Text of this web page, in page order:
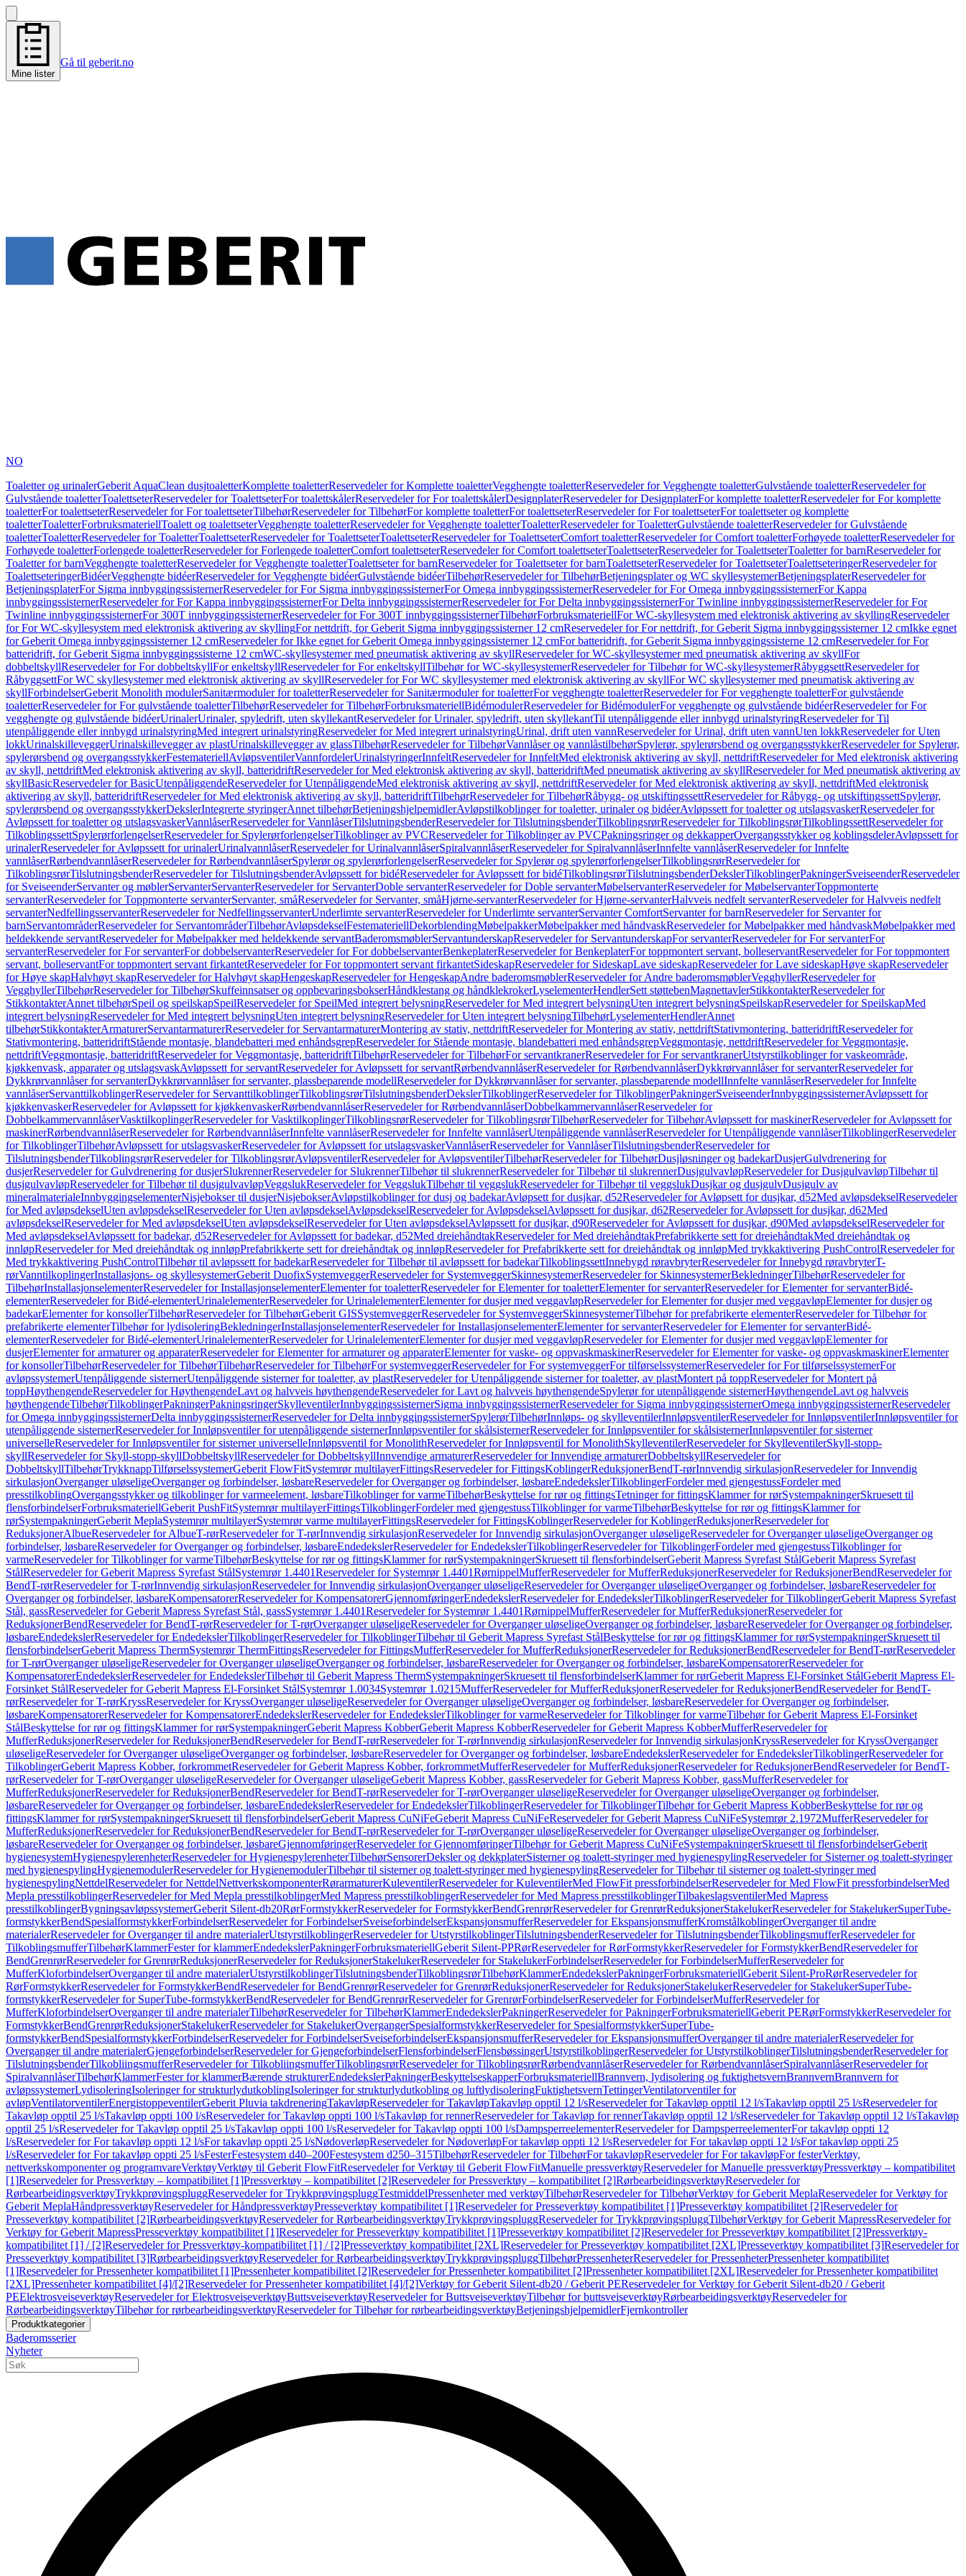
Mine lister
Gå til geberit.no
NO
Toaletter og urinalerGeberit AquaClean dusjtoaletterKomplette toaletterReservedeler for Komplette toaletterVegghengte toaletterReservedeler for Vegghengte toaletterGulvstående toaletterReservedeler for
Gulvstående toaletterToalettseterReservedeler for ToalettseterFor toalettskålerReservedeler for For toalettskålerDesignplaterReservedeler for DesignplaterFor komplette toaletterReservedeler for For komplette
toaletterFor toalettseterReservedeler for For toalettseterTilbehørReservedeler for TilbehørFor komplette toaletterFor toalettseterReservedeler for For toalettseterFor toalettseter og komplette
toaletterToaletterForbruksmateriellToalett og toalettseterVegghengte toaletterReservedeler for Vegghengte toaletterToaletterReservedeler for ToaletterGulvstående toaletterReservedeler for Gulvstående
toaletterToaletterReservedeler for ToaletterToalettseterReservedeler for ToalettseterToalettseterReservedeler for ToalettseterComfort toaletterReservedeler for Comfort toaletterForhøyede toaletterReservedeler for
Forhøyede toaletterForlengede toaletterReservedeler for Forlengede toaletterComfort toalettseterReservedeler for Comfort toalettseterToalettseterReservedeler for ToalettseterToaletter for barnReservedeler for
Toaletter for barnVegghengte toaletterReservedeler for Vegghengte toaletterToalettseter for barnReservedeler for Toalettseter for barnToalettseterReservedeler for ToalettseterToalettseteringerReservedeler for
ToalettseteringerBidéerVegghengte bidéerReservedeler for Vegghengte bidéerGulvstående bidéerTilbehørReservedeler for TilbehørBetjeningsplater og WC skyllesystemerBetjeningsplaterReservedeler for
BetjeningsplaterFor Sigma innbyggingssisternerReservedeler for For Sigma innbyggingssisternerFor Omega innbyggingssisternerReservedeler for For Omega innbyggingssisternerFor Kappa
innbyggingssisternerReservedeler for For Kappa innbyggingssisternerFor Delta innbyggingssisternerReservedeler for For Delta innbyggingssisternerFor Twinline innbyggingssisternerReservedeler for For
Twinline innbyggingssisternerFor 300T innbyggingssisternerReservedeler for For 300T innbyggingssisternerTilbehørForbruksmateriellFor WC-skyllesystem med elektronisk aktivering av skyllingReservedeler
for For WC-skyllesystem med elektronisk aktivering av skyllingFor nettdrift, for Geberit Sigma innbyggingssisterner 12 cmReservedeler for For nettdrift, for Geberit Sigma innbyggingssisterner 12 cmIkke egnet
for Geberit Omega innbyggingssisterner 12 cmReservedeler for Ikke egnet for Geberit Omega innbyggingssisterner 12 cmFor batteridrift, for Geberit Sigma innbyggingssisterne 12 cmReservedeler for For
batteridrift, for Geberit Sigma innbyggingssisterne 12 cmWC-skyllesystemer med pneumatisk aktivering av skyllReservedeler for WC-skyllesystemer med pneumatisk aktivering av skyllFor
dobbeltskyllReservedeler for For dobbeltskyllFor enkeltskyllReservedeler for For enkeltskyllTilbehør for WC-skyllesystemerReservedeler for Tilbehør for WC-skyllesystemerRåbyggsettReservedeler for
RåbyggsettFor WC skyllesystemer med elektronisk aktivering av skyllReservedeler for For WC skyllesystemer med elektronisk aktivering av skyllFor WC skyllesystemer med pneumatisk aktivering av
skyllForbindelserGeberit Monolith modulerSanitærmoduler for toaletterReservedeler for Sanitærmoduler for toaletterFor vegghengte toaletterReservedeler for For vegghengte toaletterFor gulvstående
toaletterReservedeler for For gulvstående toaletterTilbehørReservedeler for TilbehørForbruksmateriellBidémodulerReservedeler for BidémodulerFor vegghengte og gulvstående bidéerReservedeler for For
vegghengte og gulvstående bidéerUrinalerUrinaler, spyledrift, uten skyllekantReservedeler for Urinaler, spyledrift, uten skyllekantTil utenpåliggende eller innbygd urinalstyringReservedeler for Til
utenpåliggende eller innbygd urinalstyringMed integrert urinalstyringReservedeler for Med integrert urinalstyringUrinal, drift uten vannReservedeler for Urinal, drift uten vannUten lokkReservedeler for Uten
lokkUrinalskilleveggerUrinalskillevegger av plastUrinalskillevegger av glassTilbehørReservedeler for TilbehørVannlåser og vannlåstilbehørSpylerør, spylerørsbend og overgangsstykkerReservedeler for Spylerør,
spylerørsbend og overgangsstykkerFestemateriellAvløpsventilerVannfordelerUrinalstyringerInnfeltReservedeler for InnfeltMed elektronisk aktivering av skyll, nettdriftReservedeler for Med elektronisk aktivering
av skyll, nettdriftMed elektronisk aktivering av skyll, batteridriftReservedeler for Med elektronisk aktivering av skyll, batteridriftMed pneumatisk aktivering av skyllReservedeler for Med pneumatisk aktivering av
skyllBasicReservedeler for BasicUtenpåliggendeReservedeler for UtenpåliggendeMed elektronisk aktivering av skyll, nettdriftReservedeler for Med elektronisk aktivering av skyll, nettdriftMed elektronisk
aktivering av skyll, batteridriftReservedeler for Med elektronisk aktivering av skyll, batteridriftTilbehørReservedeler for TilbehørRåbygg- og utskiftingssettReservedeler for Råbygg- og utskiftingssettSpylerør,
spylerørsbend og overgangsstykkerDekslerIntegrerte styringerAnnet tilbehørBetjeningshjelpemidlerAvløpstilkoblinger for toaletter, urinaler og bidéerAvløpssett for toaletter og utslagsvaskerReservedeler for
Avløpssett for toaletter og utslagsvaskerVannlåserReservedeler for VannlåserTilslutningsbenderReservedeler for TilslutningsbenderTilkoblingsrørReservedeler for TilkoblingsrørTilkoblingssettReservedeler for
TilkoblingssettSpylerørforlengelserReservedeler for SpylerørforlengelserTilkoblinger av PVCReservedeler for Tilkoblinger av PVCPakningsringer og dekkapperOvergangsstykker og koblingsdelerAvløpssett for
urinalerReservedeler for Avløpssett for urinalerUrinalvannlåserReservedeler for UrinalvannlåserSpiralvannlåserReservedeler for SpiralvannlåserInnfelte vannlåserReservedeler for Innfelte
vannlåserRørbendvannlåserReservedeler for RørbendvannlåserSpylerør og spylerørforlengelserReservedeler for Spylerør og spylerørforlengelserTilkoblingsrørReservedeler for
TilkoblingsrørTilslutningsbenderReservedeler for TilslutningsbenderAvløpssett for bidéReservedeler for Avløpssett for bidéTilkoblingsrørTilslutningsbenderDekslerTilkoblingerPakningerSveiseenderReservedeler
for SveiseenderServanter og møblerServanterServanterReservedeler for ServanterDoble servanterReservedeler for Doble servanterMøbelservanterReservedeler for MøbelservanterToppmonterte
servanterReservedeler for Toppmonterte servanterServanter, småReservedeler for Servanter, småHjørne-servanterReservedeler for Hjørne-servanterHalvveis nedfelt servanterReservedeler for Halvveis nedfelt
servanterNedfellingsservanterReservedeler for NedfellingsservanterUnderlimte servanterReservedeler for Underlimte servanterServanter ComfortServanter for barnReservedeler for Servanter for
barnServantområderReservedeler for ServantområderTilbehørAvløpsdekselFestemateriellDekorblendingMøbelpakkerMøbelpakker med håndvaskReservedeler for Møbelpakker med håndvaskMøbelpakker med
heldekkende servantReservedeler for Møbelpakker med heldekkende servantBaderomsmøblerServantunderskapReservedeler for ServantunderskapFor servanterReservedeler for For servanterFor
servanterReservedeler for For servanterFor dobbelservanterReservedeler for For dobbelservanterBenkeplaterReservedeler for BenkeplaterFor toppmontert servant, bolleservantReservedeler for For toppmontert
servant, bolleservantFor toppmontert servant firkantetReservedeler for For toppmontert servant firkantetSideskapReservedeler for SideskapLave sideskapReservedeler for Lave sideskapHøye skapReservedeler
for Høye skapHalvhøyt skapReservedeler for Halvhøyt skapHengeskapReservedeler for HengeskapAndre baderomsmøblerReservedeler for Andre baderomsmøblerVegghyllerReservedeler for
VegghyllerTilbehørReservedeler for TilbehørSkuffeinnsatser og oppbevaringsbokserHåndklestang og håndklekrokerLyselementerHendlerSett støttebenMagnettavlerStikkontakterReservedeler for
StikkontakterAnnet tilbehørSpeil og speilskapSpeilReservedeler for SpeilMed integrert belysningReservedeler for Med integrert belysningUten integrert belysningSpeilskapReservedeler for SpeilskapMed
integrert belysningReservedeler for Med integrert belysningUten integrert belysningReservedeler for Uten integrert belysningTilbehørLyselementerHendlerAnnet
tilbehørStikkontakterArmaturerServantarmaturerReservedeler for ServantarmaturerMontering av stativ, nettdriftReservedeler for Montering av stativ, nettdriftStativmontering, batteridriftReservedeler for
Stativmontering, batteridriftStående montasje, blandebatteri med enhåndsgrepReservedeler for Stående montasje, blandebatteri med enhåndsgrepVeggmontasje, nettdriftReservedeler for Veggmontasje,
nettdriftVeggmontasje, batteridriftReservedeler for Veggmontasje, batteridriftTilbehørReservedeler for TilbehørFor servantkranerReservedeler for For servantkranerUtstyrstilkoblinger for vaskeområde,
kjøkkenvask, apparater og utslagsvaskAvløpssett for servantReservedeler for Avløpssett for servantRørbendvannlåserReservedeler for RørbendvannlåserDykkrørvannlåser for servanterReservedeler for
Dykkrørvannlåser for servanterDykkrørvannlåser for servanter, plassbeparende modellReservedeler for Dykkrørvannlåser for servanter, plassbeparende modellInnfelte vannlåserReservedeler for Innfelte
vannlåserServanttilkoblingerReservedeler for ServanttilkoblingerTilkoblingsrørTilslutningsbenderDekslerTilkoblingerReservedeler for TilkoblingerPakningerSveiseenderInnbyggingssisternerAvløpssett for
kjøkkenvaskerReservedeler for Avløpssett for kjøkkenvaskerRørbendvannlåserReservedeler for RørbendvannlåserDobbelkammervannlåserReservedeler for
DobbelkammervannlåserVasktilkoplingerReservedeler for VasktilkoplingerTilkoblingsrørReservedeler for TilkoblingsrørTilbehørReservedeler for TilbehørAvløpssett for maskinerReservedeler for Avløpssett for
maskinerRørbendvannlåserReservedeler for RørbendvannlåserInnfelte vannlåserReservedeler for Innfelte vannlåserUtenpåliggende vannlåserReservedeler for Utenpåliggende vannlåserTilkoblingerReservedeler
for TilkoblingerTilbehørAvløpssett for utslagsvaskerReservedeler for Avløpssett for utslagsvaskerVannlåserReservedeler for VannlåserTilslutningsbenderReservedeler for
TilslutningsbenderTilkoblingsrørReservedeler for TilkoblingsrørAvløpsventilerReservedeler for AvløpsventilerTilbehørReservedeler for TilbehørDusjløsninger og badekarDusjerGulvdrenering for
dusjerReservedeler for Gulvdrenering for dusjerSlukrennerReservedeler for SlukrennerTilbehør til slukrennerReservedeler for Tilbehør til slukrennerDusjgulvavløpReservedeler for DusjgulvavløpTilbehør til
dusjgulvavløpReservedeler for Tilbehør til dusjgulvavløpVeggslukReservedeler for VeggslukTilbehør til veggslukReservedeler for Tilbehør til veggslukDusjkar og dusjgulvDusjgulv av
mineralmaterialeInnbyggingselementerNisjebokser til dusjerNisjebokserAvløpstilkoblinger for dusj og badekarAvløpsett for dusjkar, d52Reservedeler for Avløpsett for dusjkar, d52Med avløpsdekselReservedeler
for Med avløpsdekselUten avløpsdekselReservedeler for Uten avløpsdekselAvløpsdekselReservedeler for AvløpsdekselAvløpssett for dusjkar, d62Reservedeler for Avløpssett for dusjkar, d62Med
avløpsdekselReservedeler for Med avløpsdekselUten avløpsdekselReservedeler for Uten avløpsdekselAvløpssett for dusjkar, d90Reservedeler for Avløpssett for dusjkar, d90Med avløpsdekselReservedeler for
Med avløpsdekselAvløpssett for badekar, d52Reservedeler for Avløpssett for badekar, d52Med dreiehåndtakReservedeler for Med dreiehåndtakPrefabrikkerte sett for dreiehåndtakMed dreiehåndtak og
innløpReservedeler for Med dreiehåndtak og innløpPrefabrikkerte sett for dreiehåndtak og innløpReservedeler for Prefabrikkerte sett for dreiehåndtak og innløpMed trykkaktivering PushControlReservedeler for
Med trykkaktivering PushControlTilbehør til avløpssett for badekarReservedeler for Tilbehør til avløpssett for badekarTilkoblingssettInnebygd røravbryterReservedeler for Innebygd røravbryterT-
rørVanntilkoplingerInstallasjons- og skyllesystemerGeberit DuofixSystemveggerReservedeler for SystemveggerSkinnesystemerReservedeler for SkinnesystemerBekledningerTilbehørReservedeler for
TilbehørInstallasjonselementerReservedeler for InstallasjonselementerElementer for toaletterReservedeler for Elementer for toaletterElementer for servanterReservedeler for Elementer for servanterBidé-
elementerReservedeler for Bidé-elementerUrinalelementerReservedeler for UrinalelementerElementer for dusjer med veggavløpReservedeler for Elementer for dusjer med veggavløpElementer for dusjer og
badekarElementer for konsollerTilbehørReservedeler for TilbehørGeberit GISSystemveggerReservedeler for SystemveggerSkinnesystemerTilbehør for prefabrikerte elementerReservedeler for Tilbehør for
prefabrikerte elementerTilbehør for lydisoleringBekledningerInstallasjonselementerReservedeler for InstallasjonselementerElementer for servanterReservedeler for Elementer for servanterBidé-
elementerReservedeler for Bidé-elementerUrinalelementerReservedeler for UrinalelementerElementer for dusjer med veggavløpReservedeler for Elementer for dusjer med veggavløpElementer for
dusjerElementer for armaturer og apparaterReservedeler for Elementer for armaturer og apparaterElementer for vaske- og oppvaskmaskinerReservedeler for Elementer for vaske- og oppvaskmaskinerElementer
for konsollerTilbehørReservedeler for TilbehørTilbehørReservedeler for TilbehørFor systemveggerReservedeler for For systemveggerFor tilførselssystemerReservedeler for For tilførselssystemerFor
avløpssystemerUtenpåliggende sisternerUtenpåliggende sisterner for toaletter, av plastReservedeler for Utenpåliggende sisterner for toaletter, av plastMontert på toppReservedeler for Montert på
toppHøythengendeReservedeler for HøythengendeLavt og halvveis høythengendeReservedeler for Lavt og halvveis høythengendeSpylerør for utenpåliggende sisternerHøythengendeLavt og halvveis
høythengendeTilbehørTilkoblingerPakningerPakningsringerSkylleventilerInnbyggingssisternerSigma innbyggingssisternerReservedeler for Sigma innbyggingssisternerOmega innbyggingssisternerReservedeler
for Omega innbyggingssisternerDelta innbyggingssisternerReservedeler for Delta innbyggingssisternerSpylerørTilbehørInnløps- og skylleventilerInnløpsventilerReservedeler for InnløpsventilerInnløpsventiler for
utenpåliggende sisternerReservedeler for Innløpsventiler for utenpåliggende sisternerInnløpsventiler for skålsisternerReservedeler for Innløpsventiler for skålsisternerInnløpsventiler for sisterner
universelleReservedeler for Innløpsventiler for sisterner universelleInnløpsventil for MonolithReservedeler for Innløpsventil for MonolithSkylleventilerReservedeler for SkylleventilerSkyll-stopp-
skyllReservedeler for Skyll-stopp-skyllDobbeltskyllReservedeler for DobbeltskyllInnvendige armaturerReservedeler for Innvendige armaturerDobbeltskyllReservedeler for
DobbeltskyllTilbehørTrykknappTilførselssystemerGeberit FlowFitSystemrør multilayerFittingsReservedeler for FittingsKoblingerReduksjonerBendT-rørInnvendig sirkulasjonReservedeler for Innvendig
sirkulasjonOverganger uløseligeOverganger og forbindelser, løsbareReservedeler for Overganger og forbindelser, løsbareEndedekslerTilkoblingerFordeler med gjengestussFordeler med
presstilkoblingOvergangsstykker og tilkoblinger for varmeelement, løsbareTilkoblinger for varmeTilbehørBeskyttelse for rør og fittingsTetninger for fittingsKlammer for rørSystempakningerSkruesett til
flensforbindelserForbruksmateriellGeberit PushFitSystemrør multilayerFittingsTilkoblingerFordeler med gjengestussTilkoblinger for varmeTilbehørBeskyttelse for rør og fittingsKlammer for
rørSystempakningerGeberit MeplaSystemrør multilayerSystemrør varme multilayerFittingsReservedeler for FittingsKoblingerReservedeler for KoblingerReduksjonerReservedeler for
ReduksjonerAlbueReservedeler for AlbueT-rørReservedeler for T-rørInnvendig sirkulasjonReservedeler for Innvendig sirkulasjonOverganger uløseligeReservedeler for Overganger uløseligeOverganger og
forbindelser, løsbareReservedeler for Overganger og forbindelser, løsbareEndedekslerReservedeler for EndedekslerTilkoblingerReservedeler for TilkoblingerFordeler med gjengestussTilkoblinger for
varmeReservedeler for Tilkoblinger for varmeTilbehørBeskyttelse for rør og fittingsKlammer for rørSystempakningerSkruesett til flensforbindelserGeberit Mapress Syrefast StålGeberit Mapress Syrefast
StålReservedeler for Geberit Mapress Syrefast StålSystemrør 1.4401Reservedeler for Systemrør 1.4401RørnippelMufferReservedeler for MufferReduksjonerReservedeler for ReduksjonerBendReservedeler for
BendT-rørReservedeler for T-rørInnvendig sirkulasjonReservedeler for Innvendig sirkulasjonOverganger uløseligeReservedeler for Overganger uløseligeOverganger og forbindelser, løsbareReservedeler for
Overganger og forbindelser, løsbareKompensatorerReservedeler for KompensatorerGjennomføringerEndedekslerReservedeler for EndedekslerTilkoblingerReservedeler for TilkoblingerGeberit Mapress Syrefast
Stål, gassReservedeler for Geberit Mapress Syrefast Stål, gassSystemrør 1.4401Reservedeler for Systemrør 1.4401RørnippelMufferReservedeler for MufferReduksjonerReservedeler for
ReduksjonerBendReservedeler for BendT-rørReservedeler for T-rørOverganger uløseligeReservedeler for Overganger uløseligeOverganger og forbindelser, løsbareReservedeler for Overganger og forbindelser,
løsbareEndedekslerReservedeler for EndedekslerTilkoblingerReservedeler for TilkoblingerTilbehør til Geberit Mapress Syrefast StålBeskyttelse for rør og fittingsKlammer for rørSystempakningerSkruesett til
flensforbindelserGeberit Mapress ThermSystemrør ThermFittingsReservedeler for FittingsMufferReservedeler for MufferReduksjonerReservedeler for ReduksjonerBendReservedeler for BendT-rørReservedeler
for T-rørOverganger uløseligeReservedeler for Overganger uløseligeOverganger og forbindelser, løsbareReservedeler for Overganger og forbindelser, løsbareKompensatorerReservedeler for
KompensatorerEndedekslerReservedeler for EndedekslerTilbehør til Geberit Mapress ThermSystempakningerSkruesett til flensforbindelserKlammer for rørGeberit Mapress El-Forsinket StålGeberit Mapress El-
Forsinket StålReservedeler for Geberit Mapress El-Forsinket StålSystemrør 1.0034Systemrør 1.0215MufferReservedeler for MufferReduksjonerReservedeler for ReduksjonerBendReservedeler for BendT-
rørReservedeler for T-rørKryssReservedeler for KryssOverganger uløseligeReservedeler for Overganger uløseligeOverganger og forbindelser, løsbareReservedeler for Overganger og forbindelser,
løsbareKompensatorerReservedeler for KompensatorerEndedekslerReservedeler for EndedekslerTilkoblinger for varmeReservedeler for Tilkoblinger for varmeTilbehør for Geberit Mapress El-Forsinket
StålBeskyttelse for rør og fittingsKlammer for rørSystempakningerGeberit Mapress KobberGeberit Mapress KobberReservedeler for Geberit Mapress KobberMufferReservedeler for
MufferReduksjonerReservedeler for ReduksjonerBendReservedeler for BendT-rørReservedeler for T-rørInnvendig sirkulasjonReservedeler for Innvendig sirkulasjonKryssReservedeler for KryssOverganger
uløseligeReservedeler for Overganger uløseligeOverganger og forbindelser, løsbareReservedeler for Overganger og forbindelser, løsbareEndedekslerReservedeler for EndedekslerTilkoblingerReservedeler for
TilkoblingerGeberit Mapress Kobber, forkrommetReservedeler for Geberit Mapress Kobber, forkrommetMufferReservedeler for MufferReduksjonerReservedeler for ReduksjonerBendReservedeler for BendT-
rørReservedeler for T-rørOverganger uløseligeReservedeler for Overganger uløseligeGeberit Mapress Kobber, gassReservedeler for Geberit Mapress Kobber, gassMufferReservedeler for
MufferReduksjonerReservedeler for ReduksjonerBendReservedeler for BendT-rørReservedeler for T-rørOverganger uløseligeReservedeler for Overganger uløseligeOverganger og forbindelser,
løsbareReservedeler for Overganger og forbindelser, løsbareEndedekslerReservedeler for EndedekslerTilkoblingerReservedeler for TilkoblingerTilbehør for Geberit Mapress KobberBeskyttelse for rør og
fittingsKlammer for rørSystempakningerSkruesett til flensforbindelserGeberit Mapress CuNiFeGeberit Mapress CuNiFeReservedeler for Geberit Mapress CuNiFeSystemrør 2.1972MufferReservedeler for
MufferReduksjonerReservedeler for ReduksjonerBendReservedeler for BendT-rørReservedeler for T-rørOverganger uløseligeReservedeler for Overganger uløseligeOverganger og forbindelser,
løsbareReservedeler for Overganger og forbindelser, løsbareGjennomføringerReservedeler for GjennomføringerTilbehør for Geberit Mapress CuNiFeSystempakningerSkruesett til flensforbindelserGeberit
hygienesystemHygienespylerenheterReservedeler for HygienespylerenheterTilbehørSensorerDeksler og dekkplaterSisterner og toalett-styringer med hygienespylingReservedeler for Sisterner og toalett-styringer
med hygienespylingHygienemodulerReservedeler for HygienemodulerTilbehør til sisterner og toalett-styringer med hygienespylingReservedeler for Tilbehør til sisterner og toalett-styringer med
hygienespylingNettdelReservedeler for NettdelNettverkskomponenterRørarmaturerKuleventilerReservedeler for KuleventilerMed FlowFit pressforbindelserReservedeler for Med FlowFit pressforbindelserMed
Mepla presstilkoblingerReservedeler for Med Mepla presstilkoblingerMed Mapress presstilkoblingerReservedeler for Med Mapress presstilkoblingerTilbakeslagsventilerMed Mapress
presstilkoblingerBygningsavløpssystemerGeberit Silent-db20RørFormstykkerReservedeler for FormstykkerBendGrenrørReservedeler for GrenrørReduksjonerStakelukerReservedeler for StakelukerSuperTube-
formstykkerBendSpesialformstykkerForbindelserReservedeler for ForbindelserSveiseforbindelserEkspansjonsmufferReservedeler for EkspansjonsmufferKromstålkoblingerOverganger til andre
materialerReservedeler for Overganger til andre materialerUtstyrstilkoblingerReservedeler for UtstyrstilkoblingerTilslutningsbenderReservedeler for TilslutningsbenderTilkoblingsmufferReservedeler for
TilkoblingsmufferTilbehørKlammerFester for klammerEndedekslerPakningerForbruksmateriellGeberit Silent-PPRørReservedeler for RørFormstykkerReservedeler for FormstykkerBendReservedeler for
BendGrenrørReservedeler for GrenrørReduksjonerReservedeler for ReduksjonerStakelukerReservedeler for StakelukerForbindelserReservedeler for ForbindelserMufferReservedeler for
MufferKloforbindelserOverganger til andre materialerUtstyrstilkoblingerTilslutningsbenderTilkoblingsrørTilbehørKlammerEndedekslerPakningerForbruksmateriellGeberit Silent-ProRørReservedeler for
RørFormstykkerReservedeler for FormstykkerBendReservedeler for BendGrenrørReservedeler for GrenrørReduksjonerReservedeler for ReduksjonerStakelukerReservedeler for StakelukerSuperTube-
formstykkerReservedeler for SuperTube-formstykkerBendReservedeler for BendGrenrørReservedeler for GrenrørForbindelserReservedeler for ForbindelserMufferReservedeler for
MufferKloforbindelserOverganger til andre materialerTilbehørReservedeler for TilbehørKlammerEndedekslerPakningerReservedeler for PakningerForbruksmateriellGeberit PERørFormstykkerReservedeler for
FormstykkerBendGrenrørReduksjonerStakelukerReservedeler for StakelukerOvergangerSpesialformstykkerReservedeler for SpesialformstykkerSuperTube-
formstykkerBendSpesialformstykkerForbindelserReservedeler for ForbindelserSveiseforbindelserEkspansjonsmufferReservedeler for EkspansjonsmufferOverganger til andre materialerReservedeler for
Overganger til andre materialerGjengeforbindelserReservedeler for GjengeforbindelserFlensforbindelserFlensbøssingerUtstyrstilkoblingerReservedeler for UtstyrstilkoblingerTilslutningsbenderReservedeler for
TilslutningsbenderTilkobliingsmufferReservedeler for TilkobliingsmufferTilkoblingsrørReservedeler for TilkoblingsrørRørbendvannlåserReservedeler for RørbendvannlåserSpiralvannlåserReservedeler for
SpiralvannlåserTilbehørKlammerFester for klammerBærende strukturerEndedekslerPakningerBeskyttelseskapperForbruksmateriellBrannvern, lydisolering og fuktighetsvernBrannvernBrannvern for
avløpssystemerLydisoleringIsoleringer for strukturlydutkoblingIsoleringer for strukturlydutkobling og luftlydisoleringFuktighetsvernTettingerVentilatorventiler for
avløpVentilatorventilerEnergistoppeventilerGeberit Pluvia takdreneringTakavløpReservedeler for TakavløpTakavløp opptil 12 l/sReservedeler for Takavløp opptil 12 l/sTakavløp opptil 25 l/sReservedeler for
Takavløp opptil 25 l/sTakavløp oppti 100 l/sReservedeler for Takavløp oppti 100 l/sTakavløp for rennerReservedeler for Takavløp for rennerTakavløp opptil 12 l/sReservedeler for Takavløp opptil 12 l/sTakavløp
opptil 25 l/sReservedeler for Takavløp opptil 25 l/sTakavløp oppti 100 l/sReservedeler for Takavløp oppti 100 l/sDampsperreelementerReservedeler for DampsperreelementerFor takavløp oppti 12
l/sReservedeler for For takavløp oppti 12 l/sFor takavløp oppti 25 l/sNødoverløpReservedeler for NødoverløpFor takavløp oppti 12 l/sReservedeler for For takavløp oppti 12 l/sFor takavløp oppti 25
l/sReservedeler for For takavløp oppti 25 l/sFesterFestesystem d40–200Festesystem d250–315TilbehørReservedeler for TilbehørFor takavløpReservedeler for For takavløpFor festerVerktøy,
nettverkskomponenter og programvareVerktøyVerktøy til Geberit FlowFitReservedeler for Verktøy til Geberit FlowFitManuelle pressverktøyReservedeler for Manuelle pressverktøyPressverktøy – kompatibilitet
[1]Reservedeler for Pressverktøy – kompatibilitet [1]Pressverktøy – kompatibilitet [2]Reservedeler for Pressverktøy – kompatibilitet [2]RørbearbeidingsverktøyReservedeler for
RørbearbeidingsverktøyTrykkprøvingspluggReservedeler for TrykkprøvingspluggTestmiddelPressenheter med verktøyTilbehørReservedeler for TilbehørVerktøy for Geberit MeplaReservedeler for Verktøy for
Geberit MeplaHåndpressverktøyReservedeler for HåndpressverktøyPresseverktøy kompatibilitet [1]Reservedeler for Presseverktøy kompatibilitet [1]Presseverktøy kompatibilitet [2]Reservedeler for
Presseverktøy kompatibilitet [2]RørbearbeidingsverktøyReservedeler for RørbearbeidingsverktøyTrykkprøvingspluggReservedeler for TrykkprøvingspluggTilbehørVerktøy for Geberit MapressReservedeler for
Verktøy for Geberit MapressPresseverktøy kompatibilitet [1]Reservedeler for Presseverktøy kompatibilitet [1]Presseverktøy kompatibilitet [2]Reservedeler for Presseverktøy kompatibilitet [2]Pressverktøy-
kompatibilitet [1] / [2]Reservedeler for Pressverktøy-kompatibilitet [1] / [2]Presseverktøy kompatibilitet [2XL]Reservedeler for Presseverktøy kompatibilitet [2XL]Presseverktøy kompatibilitet [3]Reservedeler for
Presseverktøy kompatibilitet [3]RørbearbeidingsverktøyReservedeler for RørbearbeidingsverktøyTrykkprøvingspluggTilbehørPressenheterReservedeler for PressenheterPressenheter kompatibilitet
[1]Reservedeler for Pressenheter kompatibilitet [1]Pressenheter kompatibilitet [2]Reservedeler for Pressenheter kompatibilitet [2]Pressenheter kompatibilitet [2XL]Reservedeler for Pressenheter kompatibilitet
[2XL]Pressenheter kompatibilitet [4]/[2]Reservedeler for Pressenheter kompatibilitet [4]/[2]Verktøy for Geberit Silent-db20 / Geberit PEReservedeler for Verktøy for Geberit Silent-db20 / Geberit
PEElektrosveiseverktøyReservedeler for ElektrosveiseverktøyButtsveiseverktøyReservedeler for ButtsveiseverktøyTilbehør for buttsveiseverktøyRørbearbeidingsverktøyReservedeler for
RørbearbeidingsverktøyTilbehør for rørbearbeidingsverktøyReservedeler for Tilbehør for rørbearbeidingsverktøyBetjeningshjelpemidlerFjernkontroller
Produktkategorier
Baderomsserier
Nyheter